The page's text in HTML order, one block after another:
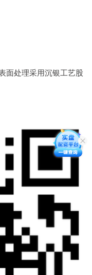
面处理采用沉银工艺股